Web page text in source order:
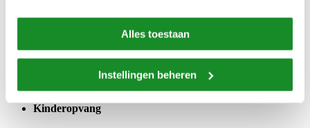
Alles toestaan
Instellingen beheren
Voor gehandicapteninstellingen
Het ontzorgingsconcept
Voor senioreninstellingen
Kinderopvang